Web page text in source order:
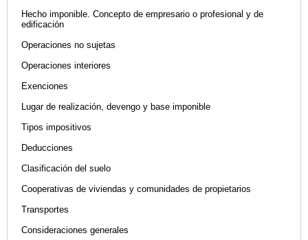
Hecho imponible. Concepto de empresario o profesional y de
edificación
Operaciones no sujetas
Operaciones interiores
Exenciones
Lugar de realización, devengo y base imponible
Tipos impositivos
Deducciones
Clasificación del suelo
Cooperativas de viviendas y comunidades de propietarios
Transportes
Consideraciones generales